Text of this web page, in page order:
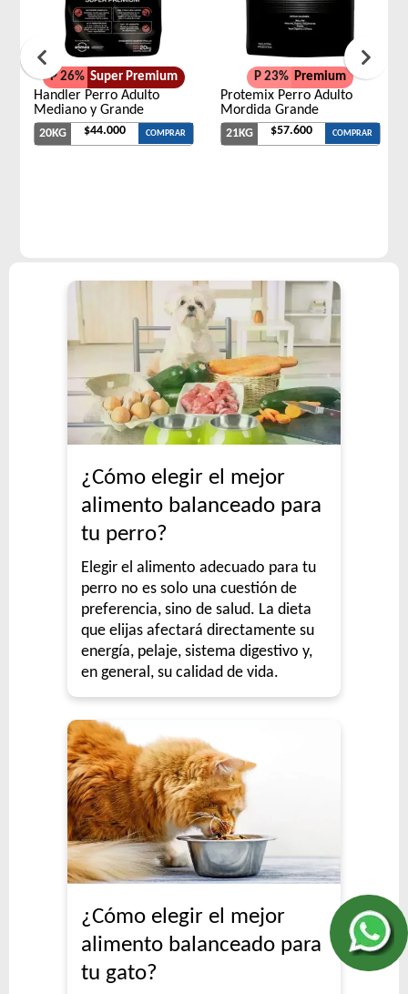
P 26% Super Premium
Handler Perro Adulto
Mediano y Grande
20KG $44.000 COMPRAR
P 23% Premium
Protemix Perro Adulto
Mordida Grande
21KG $57.600 COMPRAR
¿Cómo elegir el mejor
alimento balanceado para
tu perro?
Elegir el alimento adecuado para tu
perro no es solo una cuestión de
preferencia, sino de salud. La dieta
que elijas afectará directamente su
energía, pelaje, sistema digestivo y,
en general, su calidad de vida.
¿Cómo elegir el mejor
alimento balanceado para
tu gato?